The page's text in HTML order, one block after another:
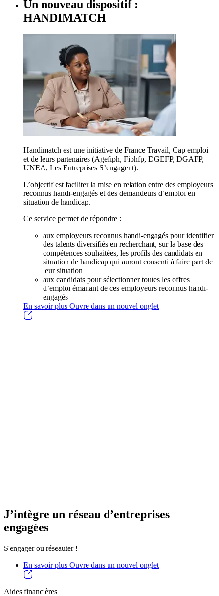
Un nouveau dispositif :
HANDIMATCH
Handimatch est une initiative de France Travail, Cap emploi
et de leurs partenaires (Agefiph, Fiphfp, DGEFP, DGAFP,
UNEA, Les Entreprises S’engagent).
L’objectif est faciliter la mise en relation entre des employeurs
reconnus handi-engagés et des demandeurs d’emploi en
situation de handicap.
Ce service permet de répondre :
aux employeurs reconnus handi-engagés pour identifier
des talents diversifiés en recherchant, sur la base des
compétences souhaitées, les profils des candidats en
situation de handicap qui auront consenti à faire part de
leur situation
aux candidats pour sélectionner toutes les offres
d’emploi émanant de ces employeurs reconnus handi-
engagés
En savoir plus Ouvre dans un nouvel onglet
J’intègre un réseau d’entreprises
engagées
S'engager ou réseauter !
En savoir plus Ouvre dans un nouvel onglet
Aides financières